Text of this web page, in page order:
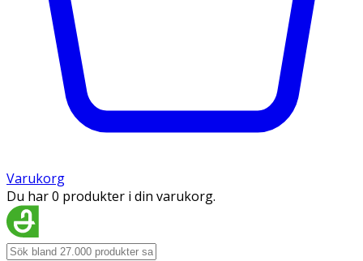
Varukorg
Du har 0 produkter i din varukorg.